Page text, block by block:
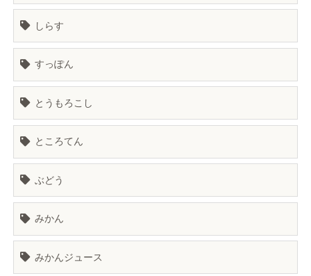
しらす
すっぽん
とうもろこし
ところてん
ぶどう
みかん
みかんジュース